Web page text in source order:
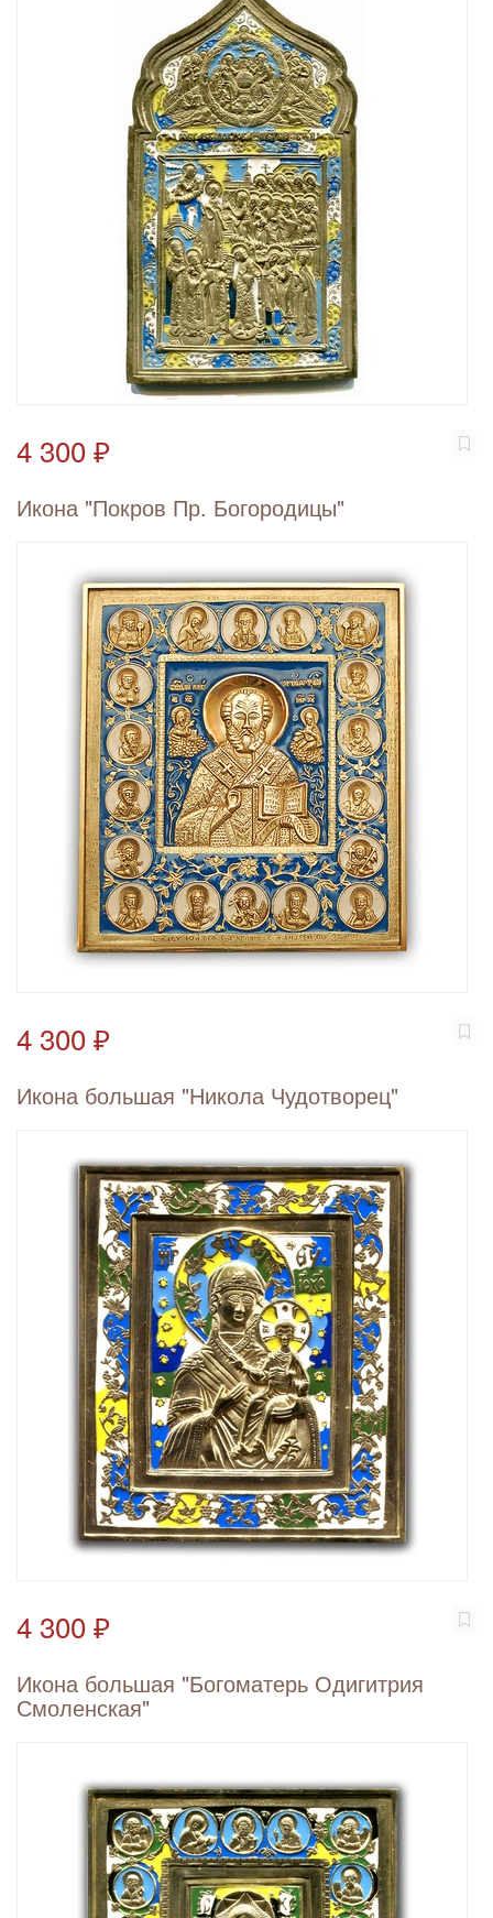
4 300 ₽
Икона "Покров Пр. Богородицы"
4 300 ₽
Икона большая "Никола Чудотворец"
4 300 ₽
Икона большая "Богоматерь Одигитрия
Смоленская"